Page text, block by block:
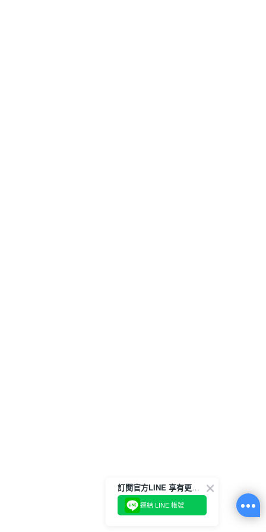
訂閱官方LINE 享有更多優惠
連結 LINE 帳號